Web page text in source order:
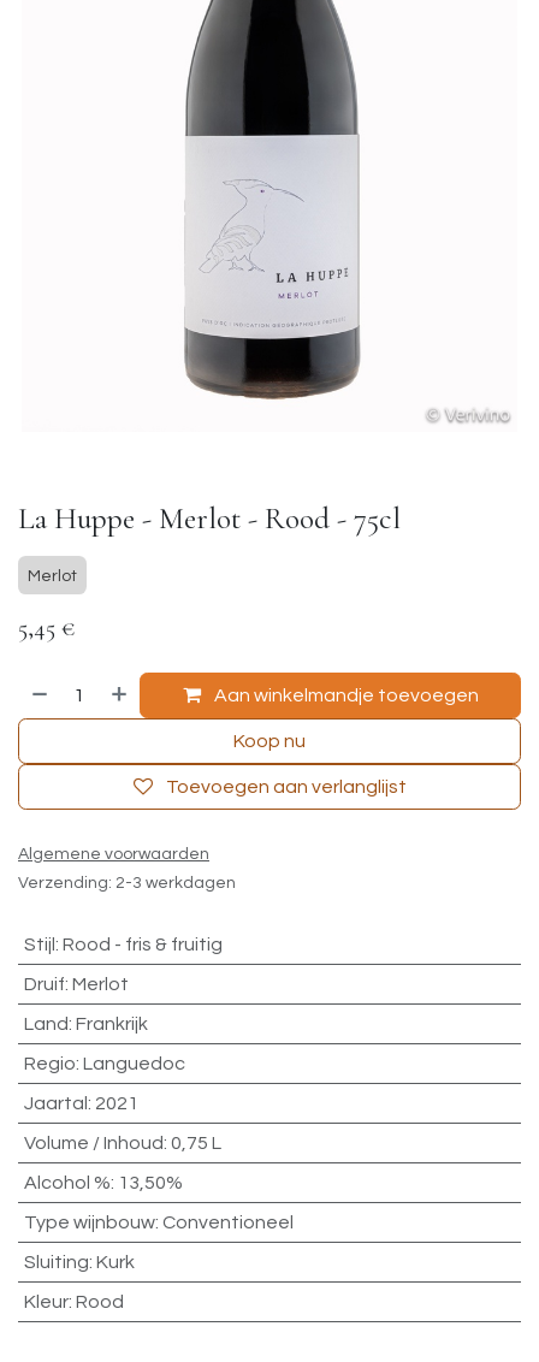
La Huppe - Merlot - Rood - 75cl
Merlot
5,45 €
Aan winkelmandje toevoegen
Koop nu
Toevoegen aan verlanglijst
Algemene voorwaarden
Verzending: 2-3 werkdagen
Stijl : Rood - fris & fruitig
Druif: Merlot
Land: Frankrijk
Regio: Languedoc
Jaartal : 2021
Volume / Inhoud: 0,75 L
Alcohol %: 13,50%
Type wijnbouw: Conventioneel
Sluiting: Kurk
Kleur: Rood